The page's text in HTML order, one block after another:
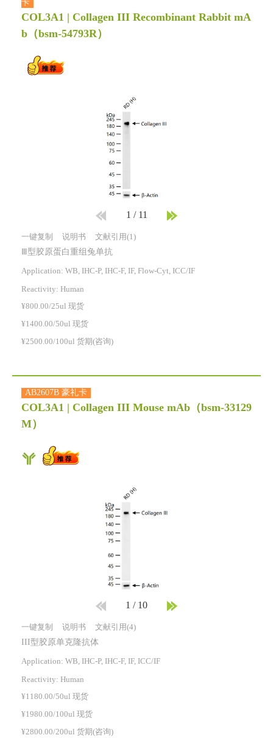
卡
COL3A1 | Collagen III Recombinant Rabbit mA
b （bsm-54793R）
1 / 11
一键复制 说明书 文献引用(1)
Ⅲ型胶原蛋白重组兔单抗
Application: WB, IHC-P, IHC-F, IF, Flow-Cyt, ICC/IF
Reactivity: Human
¥800.00/25ul 现货
¥1400.00/50ul 现货
¥2500.00/100ul 货期(咨询)
AB2607B 豪礼卡
COL3A1 | Collagen III Mouse mAb （bsm-33129
M）
1 / 10
一键复制 说明书 文献引用(4)
III型胶原单克隆抗体
Application: WB, IHC-P, IHC-F, IF, ICC/IF
Reactivity: Human
¥1180.00/50ul 现货
¥1980.00/100ul 现货
¥2800.00/200ul 货期(咨询)